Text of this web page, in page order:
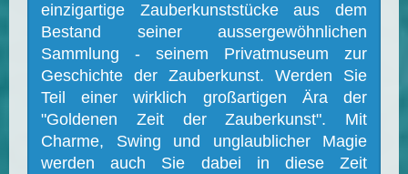
einzigartige Zauberkunststücke aus dem
Bestand seiner aussergewöhnlichen
Sammlung - seinem Privatmuseum zur
Geschichte der Zauberkunst. Werden Sie
Teil einer wirklich großartigen Ära der
"Goldenen Zeit der Zauberkunst". Mit
Charme, Swing und unglaublicher Magie
werden auch Sie dabei in diese Zeit